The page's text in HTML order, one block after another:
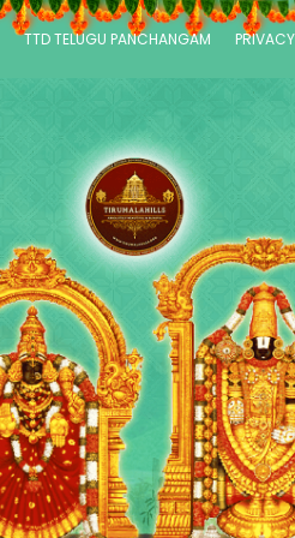
TTD TELUGU PANCHANGAM